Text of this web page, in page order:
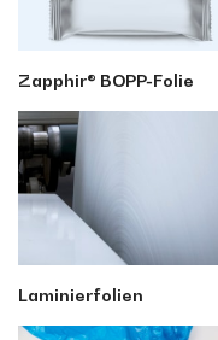
Zapphir® BOPP-Folie
Laminierfolien